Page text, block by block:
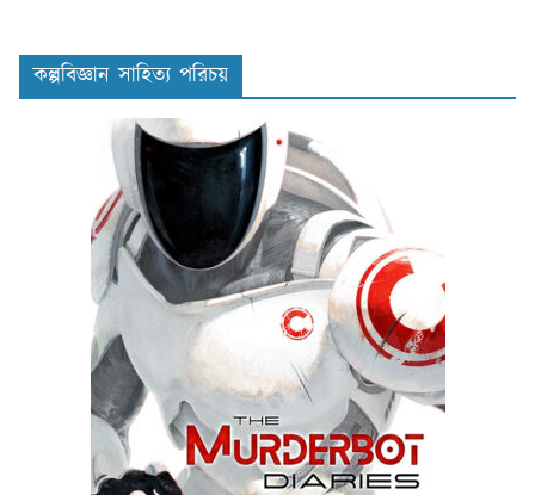
কল্পবিজ্ঞান সাহিত্য পরিচয়